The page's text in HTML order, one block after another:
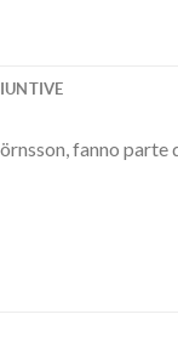
fanno